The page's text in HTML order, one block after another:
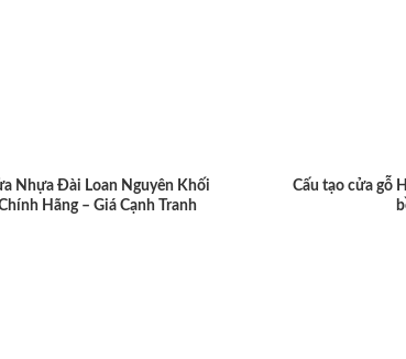
Nhựa Đài Loan Nguyên Khối
Hãng – Giá Cạnh Tranh
Cấu tạo cửa gỗ